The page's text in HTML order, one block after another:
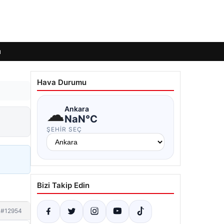
#12954
Hava Durumu
☁Ankara
NaN°C
ŞEHIR SEÇ
Bizi Takip Edin